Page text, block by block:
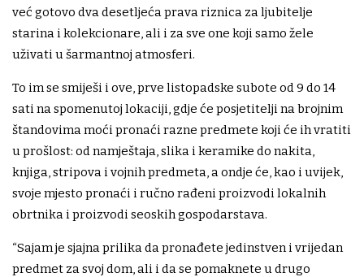
već gotovo dva desetljeća prava riznica za ljubitelje
starina i kolekcionare, ali i za sve one koji samo žele
uživati u šarmantnoj atmosferi.
To im se smiješi i ove, prve listopadske subote od 9 do 14
sati na spomenutoj lokaciji, gdje će posjetitelji na brojnim
štandovima moći pronaći razne predmete koji će ih vratiti
u prošlost: od namještaja, slika i keramike do nakita,
knjiga, stripova i vojnih predmeta, a ondje će, kao i uvijek,
svoje mjesto pronaći i ručno rađeni proizvodi lokalnih
obrtnika i proizvodi seoskih gospodarstava.
“Sajam je sjajna prilika da pronađete jedinstven i vrijedan
predmet za svoj dom, ali i da se pomaknete u drugo